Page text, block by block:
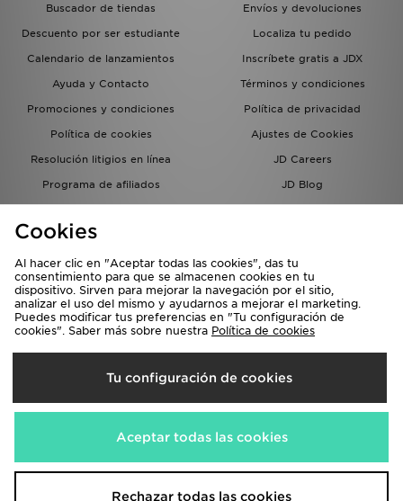
Buscador de tiendas
Envíos y devoluciones
Descuento por ser estudiante
Localiza tu pedido
Calendario de lanzamientos
Inscríbete gratis a JDX
Ayuda y Contacto
Términos y condiciones
Promociones y condiciones
Política de privacidad
Política de cookies
Ajustes de Cookies
Resolución litigios en línea
JD Careers
Programa de afiliados
JD Blog
del grupo JD - Whistleblowing
Selecciona País
España
Aceptamos las siguientes formas de pago
Visita nuestra página corporativa enwww.jdplc.com
Cookies
Al hacer clic en "Aceptar todas las cookies", das tu
consentimiento para que se almacenen cookies en tu
dispositivo. Sirven para mejorar la navegación por el sitio,
analizar el uso del mismo y ayudarnos a mejorar el marketing.
Puedes modificar tus preferencias en "Tu configuración de
cookies". Saber más sobre nuestra Política de cookies
Tu configuración de cookies
Aceptar todas las cookies
Rechazar todas las cookies